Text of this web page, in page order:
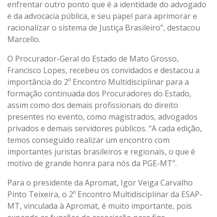
enfrentar outro ponto que é a identidade do advogado
e da advocacia pública, e seu papel para aprimorar e
racionalizar o sistema de Justiça Brasileiro”, destacou
Marcello.
O Procurador-Geral do Estado de Mato Grosso,
Francisco Lopes, recebeu os convidados e destacou a
importância do 2º Encontro Multidisciplinar para a
formação continuada dos Procuradores do Estado,
assim como dos demais profissionais do direito
presentes no evento, como magistrados, advogados
privados e demais servidores públicos. “A cada edição,
temos conseguido realizar um encontro com
importantes juristas brasileiros e regionais, o que é
motivo de grande honra para nós da PGE-MT”.
Para o presidente da Apromat, Igor Veiga Carvalho
Pinto Teixeira, o 2º Encontro Multidisciplinar da ESAP-
MT, vinculada à Apromat, é muito importante, pois